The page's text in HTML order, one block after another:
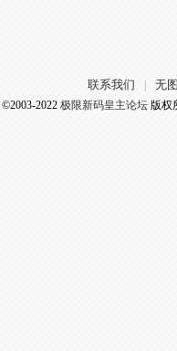
联系我们 无
©2003-2022 极限新码皇主论坛版权